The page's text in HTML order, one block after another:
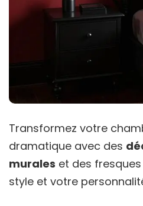
Transformez votre
dramatique avec des
murales et des
style et votre